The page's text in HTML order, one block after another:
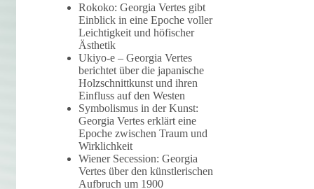
Rokoko: Georgia Vertes gibt
Einblick in eine Epoche voller
Leichtigkeit und höfischer
Ästhetik
Ukiyo-e – Georgia Vertes
berichtet über die japanische
Holzschnittkunst und ihren
Einfluss auf den Westen
Symbolismus in der Kunst:
Georgia Vertes erklärt eine
Epoche zwischen Traum und
Wirklichkeit
Wiener Secession: Georgia
Vertes über den künstlerischen
Aufbruch um 1900